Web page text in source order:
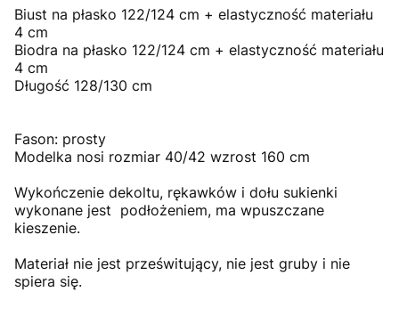
Biust na płasko 122/124 cm + elastyczność materiału
4 cm
Biodra na płasko 122/124 cm + elastyczność materiału
4 cm
Długość 128/130 cm
Fason: prosty
Modelka nosi rozmiar 40/42 wzrost 160 cm
Wykończenie dekoltu, rękawków i dołu sukienki
wykonane jest podłożeniem, ma wpuszczane
kieszenie.
Materiał nie jest prześwitujący, nie jest gruby i nie
spiera się.